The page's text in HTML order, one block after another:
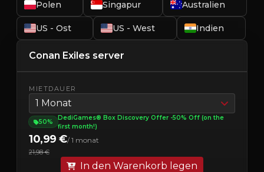
Polen Singapur Australien
US - Ost US - West Indien
Conan Exiles server
MIETDAUER
1 Monat
50%
DediGames® Box Discovery Offer -50% Off (on the
first month!)
10,99 €/ 1 monat
21,98 €
In den Warenkorb legen